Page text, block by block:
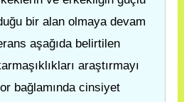
bir alan olmaya devam
aşağıda belirtilen
araştırmayı
bağlamında cinsiyet